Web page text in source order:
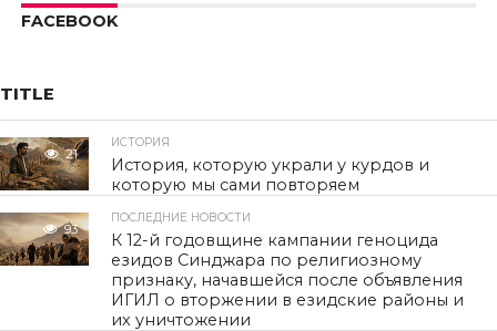
FACEBOOK
TITLE
21
ИСТОРИЯ
История, которую украли у курдов и
которую мы сами повторяем
93
ПОСЛЕДНИЕ НОВОСТИ
К 12-й годовщине кампании геноцида
езидов Синджара по религиозному
признаку, начавшейся после объявления
ИГИЛ о вторжении в езидские районы и
их уничтожении